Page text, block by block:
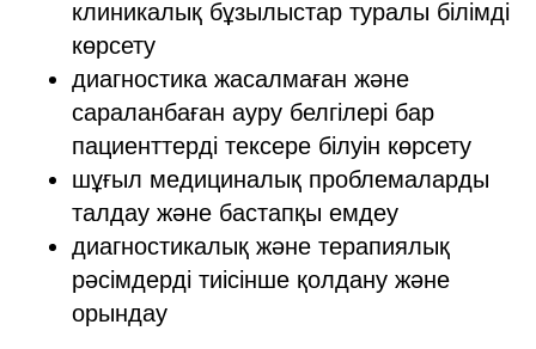
клиникалық бұзылыстар туралы білімді
көрсету
диагностика жасалмаған және
сараланбаған ауру белгілері бар
пациенттерді тексере білуін көрсету
шұғыл медициналық проблемаларды
талдау және бастапқы емдеу
диагностикалық және терапиялық
рәсімдерді тиісінше қолдану және
орындау